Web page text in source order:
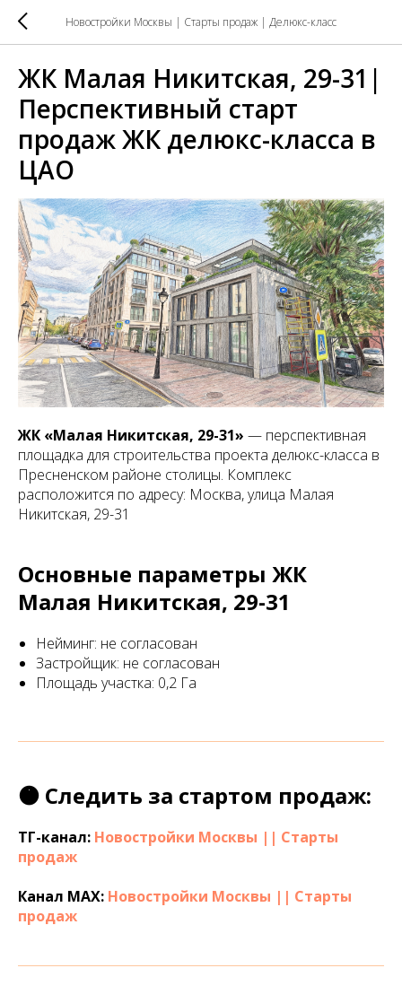
Новостройки Москвы | Старты продаж | Делюкс-класс
ЖК Малая Никитская, 29-31|
Перспективный старт
продаж ЖК делюкс-класса в
ЦАО
ЖК «Малая Никитская, 29-31» — перспективная
площадка для строительства проекта делюкс-класса в
Пресненском районе столицы. Комплекс
расположится по адресу: Москва, улица Малая
Никитская, 29-31
Основные параметры ЖК
Малая Никитская, 29-31
Нейминг: не согласован
Застройщик: не согласован
Площадь участка: 0,2 Га
🟠 Следить за стартом продаж:
ТГ-канал: Новостройки Москвы || Старты
продаж
Канал МАХ: Новостройки Москвы || Старты
продаж